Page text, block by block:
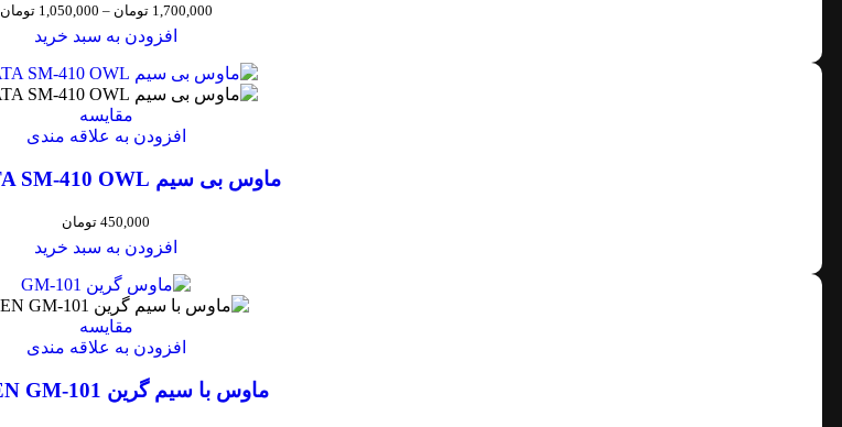
1,700,000 تومان –
1,050,000 تومان
افزودن به سبد خرید
مقایسه
افزودن به علاقه مندی
ماوس بی سیم SADATA SM-410 OWL
450,000 تومان
افزودن به سبد خرید
مقایسه
افزودن به علاقه مندی
ماوس با سیم گرین GREEN GM-101